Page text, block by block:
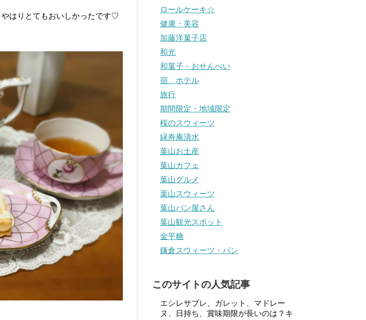
はりとてもおいしかったです♡
ロールケーキ☆
健康・美容
加藤洋菓子店
和光
和菓子・おせんべい
宿、ホテル
旅行
期間限定・地域限定
桜のスウィーツ
緑寿庵清水
葉山お土産
葉山カフェ
葉山グルメ
葉山スウィーツ
葉山パン屋さん
葉山観光スポット
金平糖
鎌倉スウィーツ・パン
このサイトの人気記事
エシレサブレ、ガレット、マドレー
ヌ、日持ち、賞味期限が長いのは？キ